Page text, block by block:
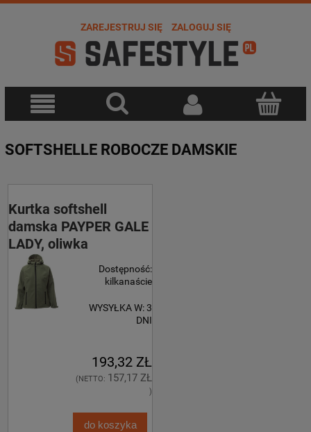
ZAREJESTRUJ SIĘ ZALOGUJ SIĘ
SOFTSHELLE ROBOCZE DAMSKIE
Kurtka softshell
damska PAYPER GALE
LADY, oliwka
Dostępność:
kilkanaście
WYSYŁKA W: 3
DNI
193,32 ZŁ
(NETTO: 157,17 ZŁ
)
do koszyka